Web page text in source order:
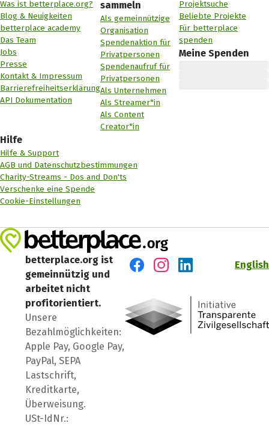
Was ist betterplace.org?
Blog & Neuigkeiten
betterplace academy
Das Team
Jobs
Presse
Kontakt & Impressum
Barrierefreiheitserklärung
API Dokumentation
sammeln
Als gemeinnützige
Organisation
Spendenaktion für
Privatpersonen
Spendenaufruf für
Privatpersonen
Als Unternehmen
Als Streamer*in
Als Content
Creator*in
Projektsuche
Beliebte Projekte
Für betterplace
spenden
Meine Spenden
Hilfe
Hilfe & Support
AGB und Datenschutzbestimmungen
Charity-Streams - Dos and Don'ts
Verschenke eine Spende
Cookie-Einstellungen
betterplace.org ist
gemeinnützig und
arbeitet nicht
profitorientiert.
Unsere
Bezahlmöglichkeiten:
Apple Pay, Google Pay,
PayPal, SEPA
Lastschrift,
Kreditkarte,
Überweisung.
USt-IdNr.:
English